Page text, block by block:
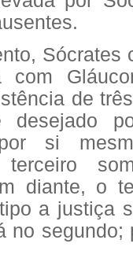
Sócrates
com
de
desejado
por si
diante, o
a justiça
no segundo;